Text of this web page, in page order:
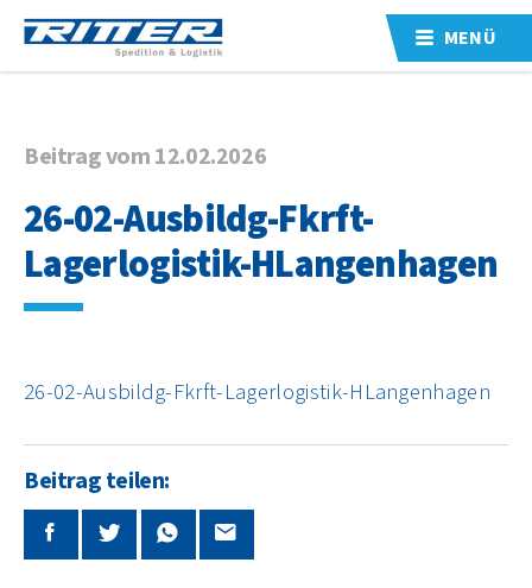
MENÜ
Beitrag vom 12.02.2026
26-02-Ausbildg-Fkrft-
Lagerlogistik-HLangenhagen
26-02-Ausbildg-Fkrft-Lagerlogistik-HLangenhagen
Beitrag teilen: